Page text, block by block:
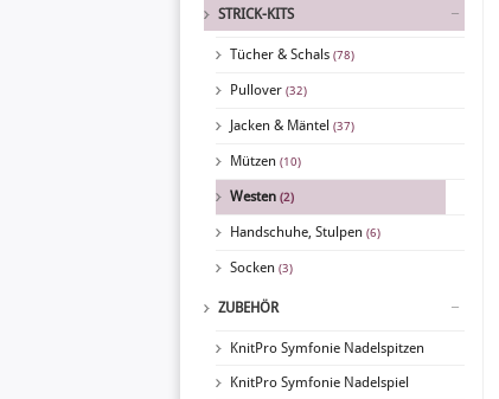
STRICK-KITS
Tücher & Schals (78)
Pullover (32)
Jacken & Mäntel (37)
Mützen (10)
Westen (2)
Handschuhe, Stulpen (6)
Socken (3)
ZUBEHÖR
KnitPro Symfonie Nadelspitzen
KnitPro Symfonie Nadelspiel